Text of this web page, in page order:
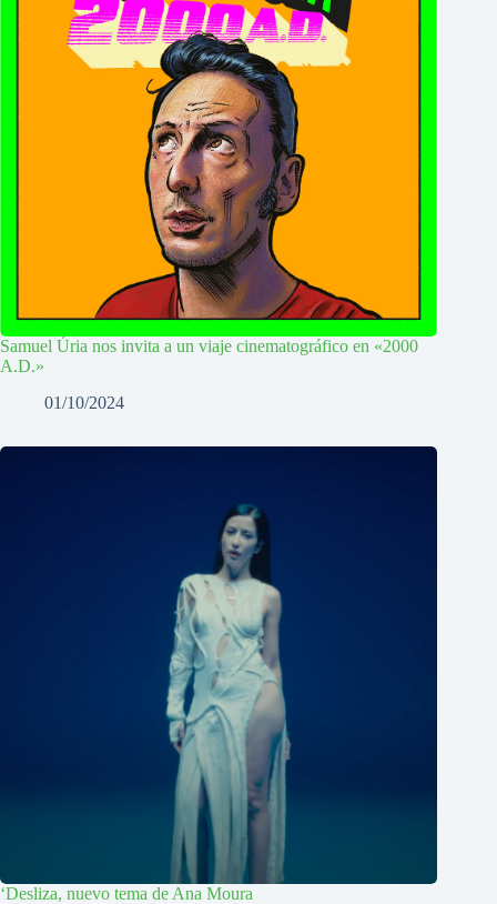
Samuel Úria nos invita a un viaje cinematográfico en «2000
A.D.»
01/10/2024
‘Desliza, nuevo tema de Ana Moura